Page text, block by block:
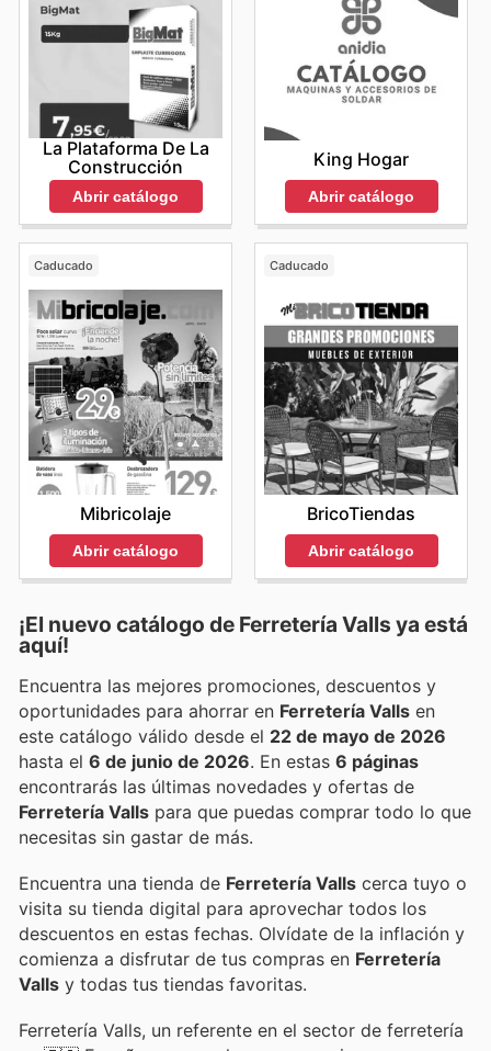
La Plataforma De La
Construcción
Abrir catálogo
King Hogar
Abrir catálogo
Caducado
Mibricolaje
Abrir catálogo
Caducado
BricoTiendas
Abrir catálogo
¡El nuevo catálogo de Ferretería Valls ya está
aquí!
Encuentra las mejores promociones, descuentos y
oportunidades para ahorrar en Ferretería Valls en
este catálogo válido desde el 22 de mayo de 2026
hasta el 6 de junio de 2026 . En estas 6 páginas
encontrarás las últimas novedades y ofertas de
Ferretería Valls para que puedas comprar todo lo que
necesitas sin gastar de más.
Encuentra una tienda de Ferretería Valls cerca tuyo o
visita su tienda digital para aprovechar todos los
descuentos en estas fechas. Olvídate de la inflación y
comienza a disfrutar de tus compras en Ferretería
Valls y todas tus tiendas favoritas.
Ferretería Valls, un referente en el sector de ferretería